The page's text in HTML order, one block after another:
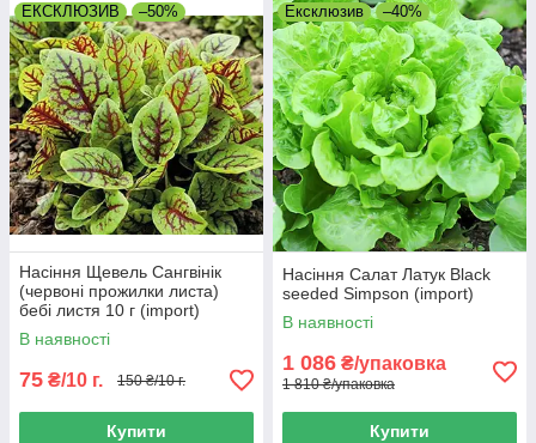
ЕКСКЛЮЗИВ –50%
Насіння Щевель Сангвінік
(червоні прожилки листа)
бебі листя 10 г (import)
В наявності
75 ₴/10 г. 150 ₴/10 г.
Купити
Ексклюзив –40%
Насіння Салат Латук Black
seeded Simpson (import)
В наявності
1 086 ₴/упаковка
1 810 ₴/упаковка
Купити